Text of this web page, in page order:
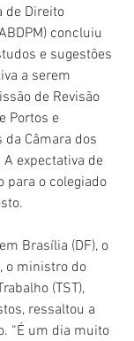
de Direito
concluiu
e sugestões
a serem
de Revisão
Portos e
Câmara dos
A expectativa de
para o colegiado
Brasília (DF), o
o ministro do
(TST),
ressaltou a
“É um dia muito